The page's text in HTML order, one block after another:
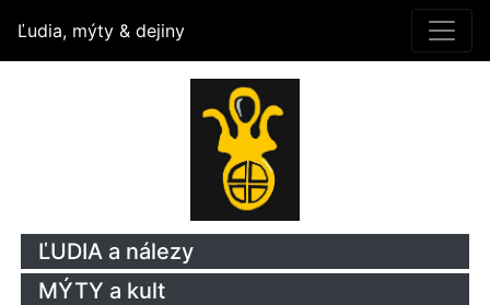
Ľudia, mýty & dejiny
ĽUDIA a nálezy
MÝTY a kult